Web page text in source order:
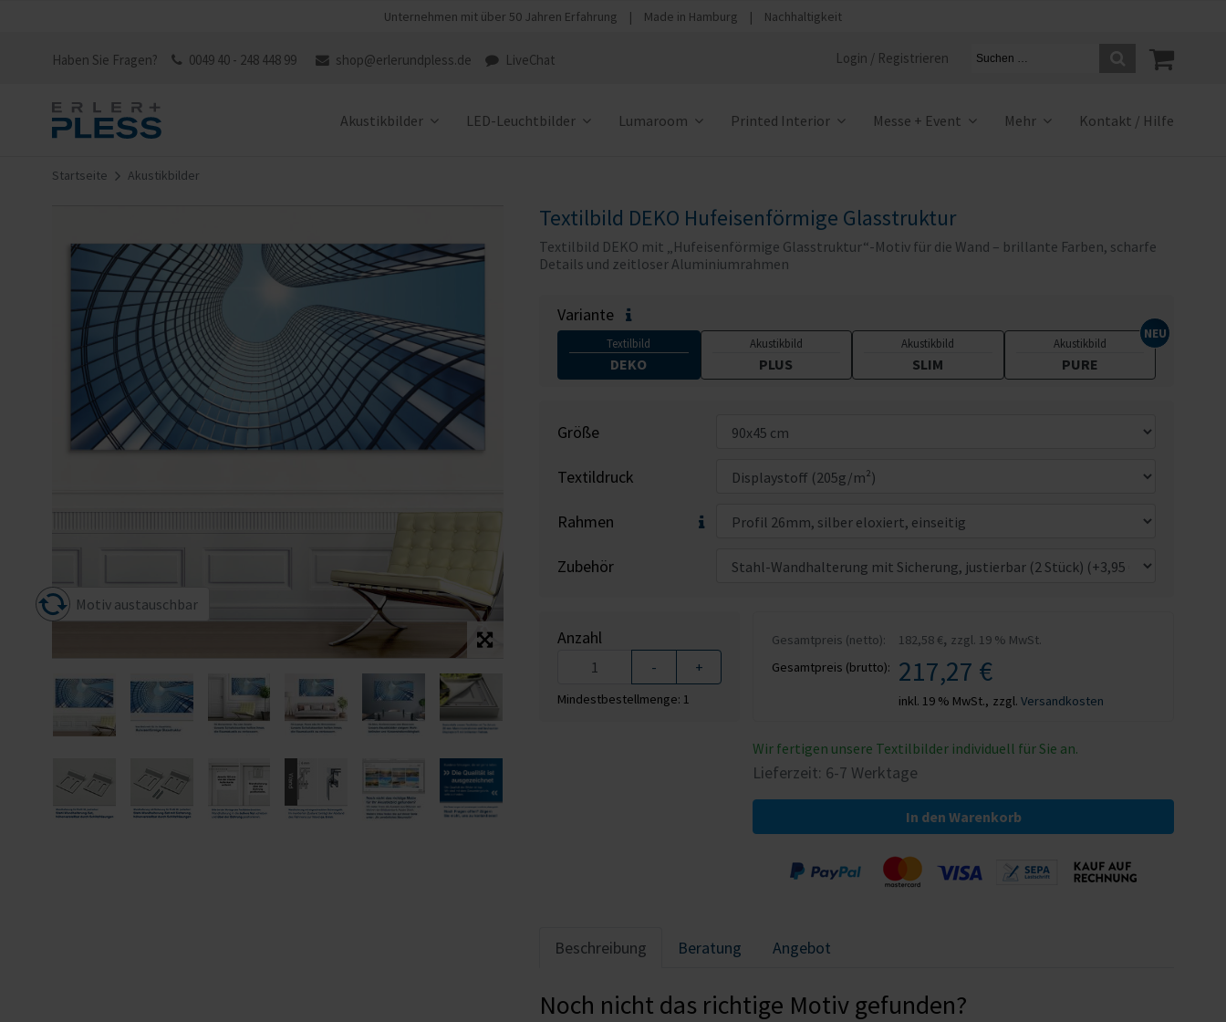
Unternehmen mit über 50 Jahren Erfahrung | Made in Hamburg | Nachhaltigkeit
Haben Sie Fragen? 0049 40 - 248 448 99 shop@erlerundpless.de LiveChat Login / Registrieren
Akustikbilder LED-Leuchtbilder Lumaroom Printed Interior Messe + Event Mehr Kontakt / Hilfe
Startseite Akustikbilder
Motiv austauschbar
Textilbild DEKO Hufeisenförmige Glasstruktur
Textilbild DEKO mit „Hufeisenförmige Glasstruktur“-Motiv für die Wand – brillante Farben, scharfe
Details und zeitloser Aluminiumrahmen
Variante
Textilbild
DEKO
Akustikbild
PLUS
Akustikbild
SLIM
Akustikbild
PURE
Größe
Textildruck
Rahmen
Zubehör
Anzahl
- +
Mindestbestellmenge: 1
Gesamtpreis (netto): 182,58 €, zzgl. 19 % MwSt.
Gesamtpreis (brutto):
217,27 €
inkl. 19 % MwSt., zzgl. Versandkosten
Wir fertigen unsere Textilbilder individuell für Sie an.
Lieferzeit: 6-7 Werktage
In den Warenkorb
Beschreibung Beratung Angebot
Noch nicht das richtige Motiv gefunden?